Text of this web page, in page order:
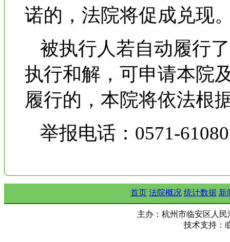
诺的，法院将促成兑现
被执行人若自动履行
执行和解，可申请本院
履行的，本院将依法根
举报电话：0571-
首页 法院概况 统计数据 新
主办：杭州市临安区人民
技术支持：